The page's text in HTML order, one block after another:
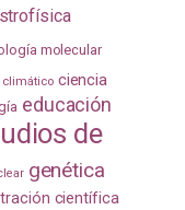
molecular
climático ciencia
educación
de
genética
científica